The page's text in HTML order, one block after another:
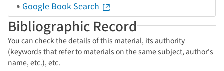
Google Book Search
Bibliographic Record
You can check the details of this material, its authority
(keywords that refer to materials on the same subject, author's
name, etc.), etc.